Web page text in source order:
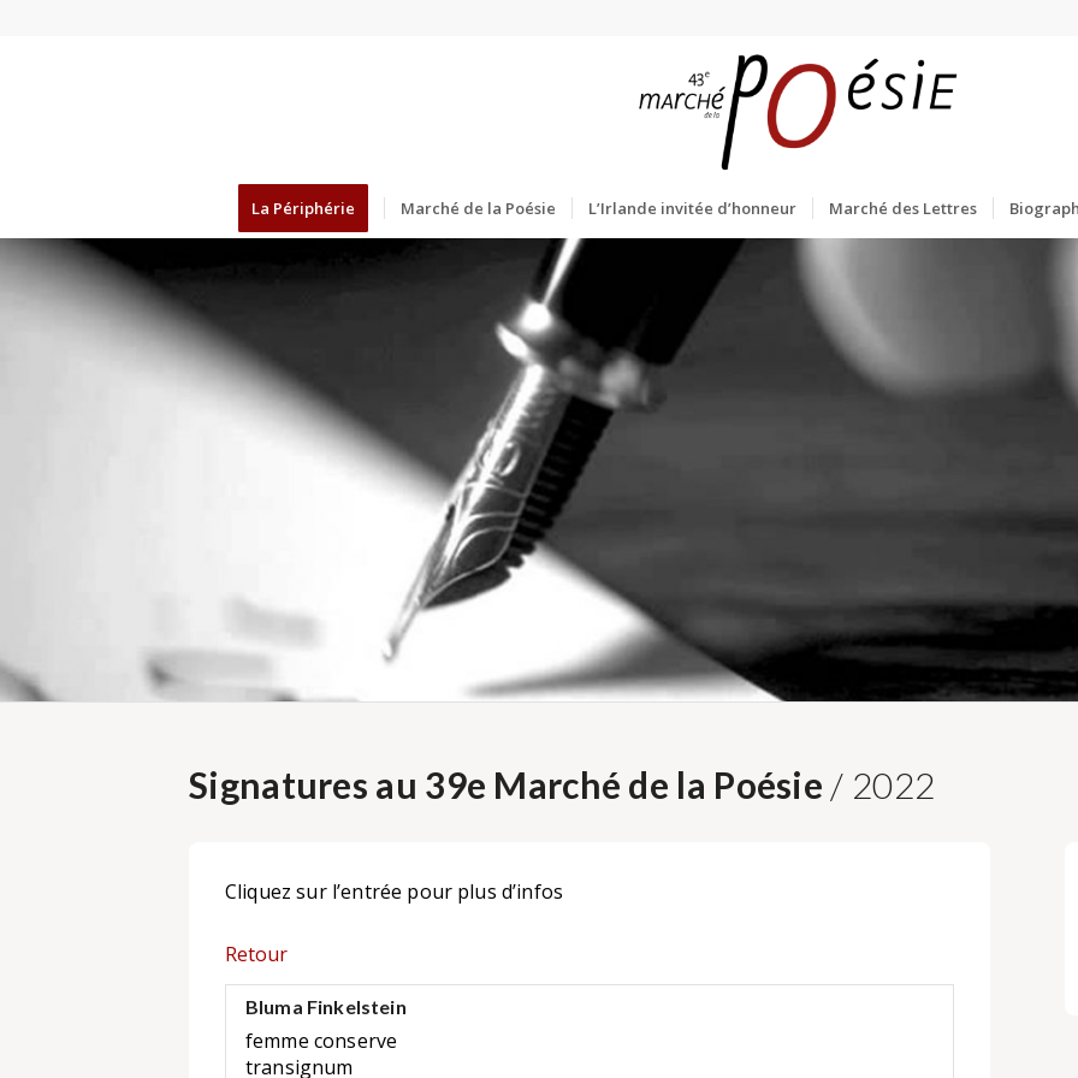
La Périphérie Marché de la Poésie L’Irlande invitée d’honneur Marché des Lettres
Signatures au 39e Marché de la Poésie / 2022
Cliquez sur l’entrée pour plus d’infos
Retour
Bluma Finkelstein
femme conserve
transignum